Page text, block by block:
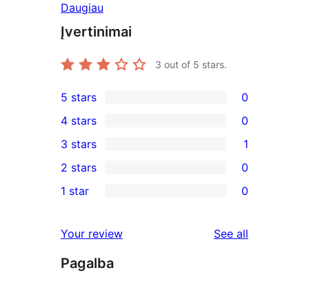
Daugiau
Įvertinimai
3 out of 5 stars.
0
5-
star
reviews
5 stars 0
4-
star
reviews
4 stars 0
1
3-
star
3 stars 1
2-
reviews
2 stars 0
star
reviews
1 star 0
Your review See all
Pagalba